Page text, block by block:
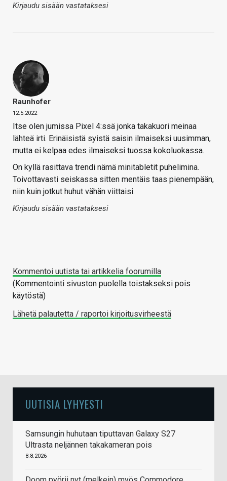
Kirjaudu sisään vastataksesi
Raunhofer
12.5.2022
Itse olen jumissa Pixel 4:ssä jonka takakuori meinaa
lähteä irti. Erinäisistä syistä saisin ilmaiseksi uusimman,
mutta ei kelpaa edes ilmaiseksi tuossa kokoluokassa.
On kyllä rasittava trendi nämä minitabletit puhelimina.
Toivottavasti seiskassa sitten mentäis taas pienempään,
niin kuin jotkut huhut vähän viittaisi.
Kirjaudu sisään vastataksesi
Kommentoi uutista tai artikkelia foorumilla
(Kommentointi sivuston puolella toistakseksi pois
käytöstä)
Lähetä palautetta / raportoi kirjoitusvirheestä
UUTISIA LYHYESTI
Samsungin huhutaan tiputtavan Galaxy S27
Ultrasta neljännen takakameran pois
8.8.2026